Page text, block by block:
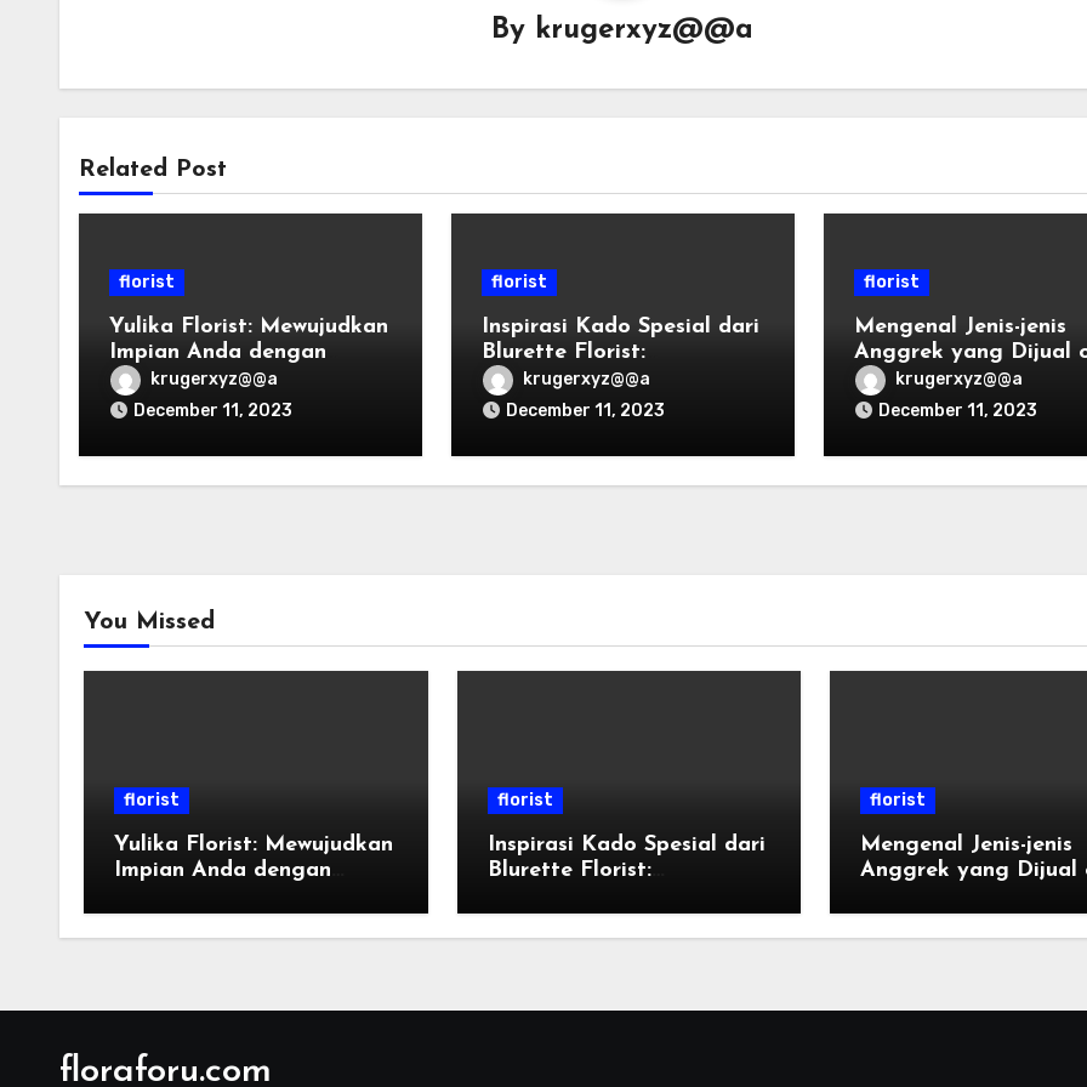
By krugerxyz@@a
Related Post
florist
Yulika Florist: Mewujudkan
Impian Anda dengan
Bunga yang Indah
krugerxyz@@a
December 11, 2023
florist
Inspirasi Kado Spesial dari
Blurette Florist:
Ungkapkan Rasa Sayang
Anda
krugerxyz@@a
December 11, 2023
florist
Mengenal Jenis-jenis
Anggrek yang Dijual
Florist di Indonesia
krugerxyz@@a
December 11, 2023
You Missed
florist
Yulika Florist: Mewujudkan
Impian Anda dengan
florist
Inspirasi Kado Spesial dari
Blurette Florist:
Anda
florist
Mengenal Jenis-jenis
Anggrek yang Dijual
floraforu.com